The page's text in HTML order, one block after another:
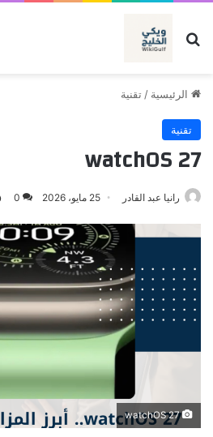
بحث عن
الرئيسية / تقنية
تقنية
watchOS 27
رانيا عبد القادر 25 مايو، 2026 0
watchOS 27